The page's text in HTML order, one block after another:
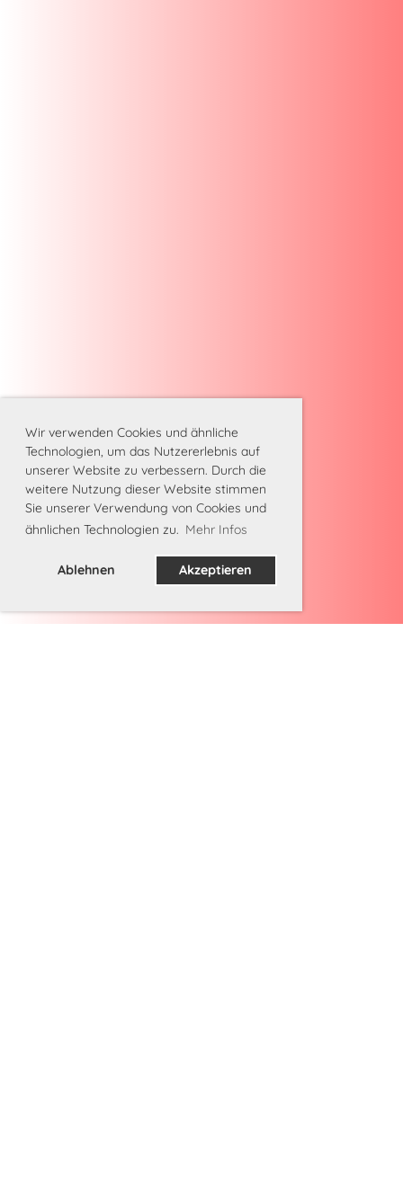
Wir verwenden Cookies und ähnliche
Technologien, um das Nutzererlebnis auf
unserer Website zu verbessern. Durch die
weitere Nutzung dieser Website stimmen
Sie unserer Verwendung von Cookies und
ähnlichen Technologien zu. Mehr Infos
Ablehnen Akzeptieren